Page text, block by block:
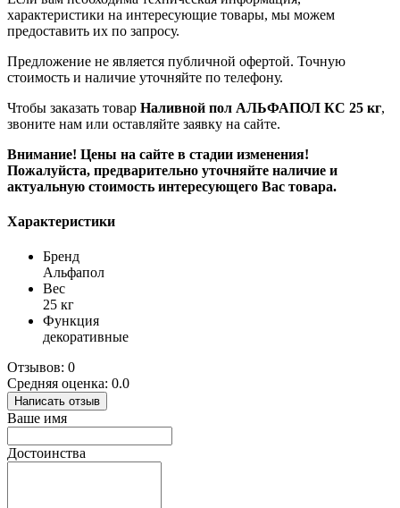
характеристики на интересующие товары, мы можем
предоставить их по запросу.
Предложение не является публичной офертой. Точную
стоимость и наличие уточняйте по телефону.
Чтобы заказать товар Наливной пол АЛЬФАПОЛ КС 25 кг,
звоните нам или оставляйте заявку на сайте.
Внимание! Цены на сайте в стадии изменения!
Пожалуйста, предварительно уточняйте наличие и
актуальную стоимость интересующего Вас товара.
Характеристики
Бренд
Альфапол
Вес
25 кг
Функция
декоративные
Отзывов: 0
Средняя оценка: 0.0
Написать отзыв
Ваше имя
Достоинства